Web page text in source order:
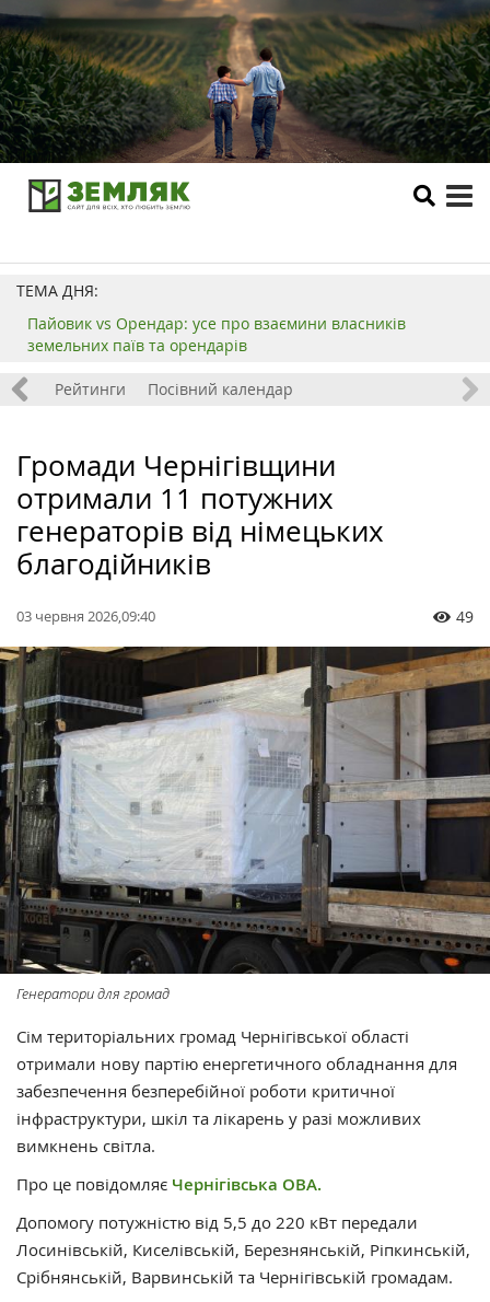
ТЕМА ДНЯ:
Пайовик vs Орендар: усе про взаємини власників
земельних паїв та орендарів
Рейтинги Посівний календар
Громади Чернігівщини
отримали 11 потужних
генераторів від німецьких
благодійників
03 червня 2026,09:40 49
Генератори для громад
Сім територіальних громад Чернігівської області
отримали нову партію енергетичного обладнання для
забезпечення безперебійної роботи критичної
інфраструктури, шкіл та лікарень у разі можливих
вимкнень світла.
Про це повідомляє Чернігівська ОВА.
Допомогу потужністю від 5,5 до 220 кВт передали
Лосинівській, Киселівській, Березнянській, Ріпкинській,
Срібнянській, Варвинській та Чернігівській громадам.